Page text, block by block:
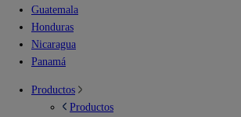
Guatemala
Honduras
Nicaragua
Panamá
Productos
Productos